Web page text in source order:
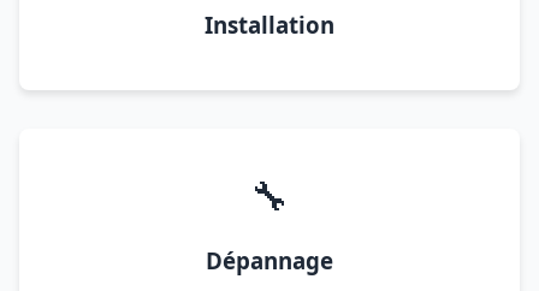
Installation
🔧
Dépannage